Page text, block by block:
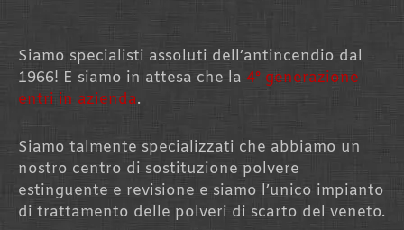
Siamo specialisti assoluti dell’antincendio dal
1966! E siamo in attesa che la 4° generazione
entri in azienda.
Siamo talmente specializzati che abbiamo un
nostro centro di sostituzione polvere
estinguente e revisione e siamo l’unico impianto
di trattamento delle polveri di scarto del veneto.